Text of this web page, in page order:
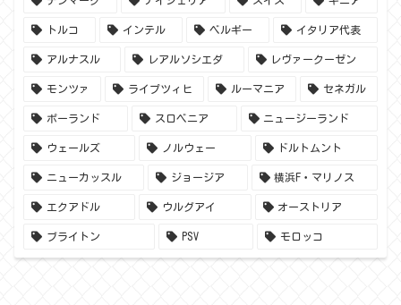
トルコ インテル ベルギー イタリア代表
アルナスル レアルソシエダ レヴァークーゼン
モンツァ ライプツィヒ ルーマニア セネガル
ポーランド スロベニア ニュージーランド
ウェールズ ノルウェー ドルトムント
ニューカッスル ジョージア 横浜F・マリノス
エクアドル ウルグアイ オーストリア
ブライトン PSV モロッコ